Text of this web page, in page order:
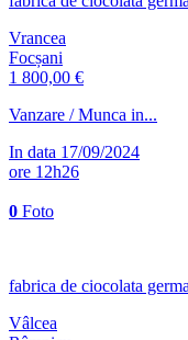
Vrancea
Focșani
1 800,00 €
Vanzare / Munca in...
In data 17/09/2024
ore 12h26
0 Foto
fabrica de ciocolata
Vâlcea